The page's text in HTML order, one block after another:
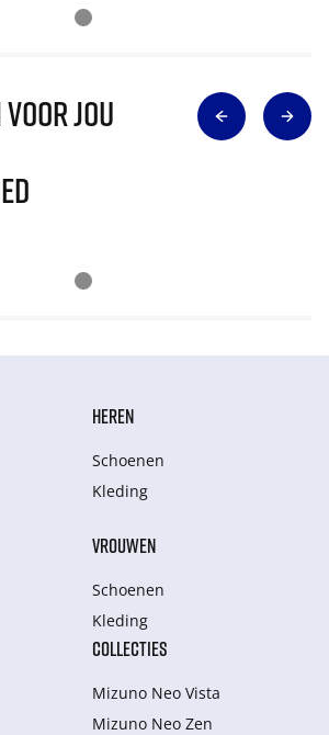
voor jou
HEREN
Schoenen
Kleding
VROUWEN
Schoenen
Kleding
COLLECTIES
Mizuno Neo Vista
Mizuno Neo Zen